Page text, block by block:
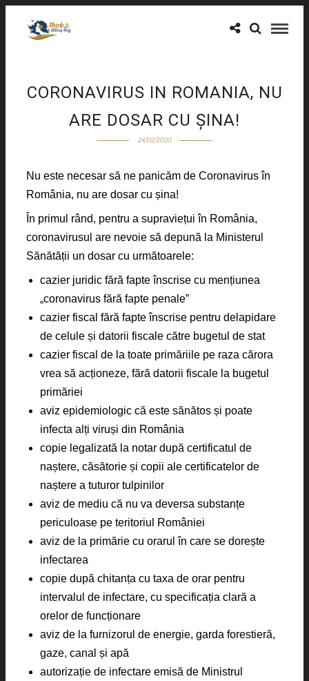
CORONAVIRUS IN ROMANIA, NU
ARE DOSAR CU ȘINA!
24/02/2020
Nu este necesar să ne panicăm de Coronavirus în
România, nu are dosar cu șina!
În primul rând, pentru a supraviețui în România,
coronavirusul are nevoie să depună la Ministerul
Sănătății un dosar cu următoarele:
cazier juridic fără fapte înscrise cu mențiunea
„coronavirus fără fapte penale”
cazier fiscal fără fapte înscrise pentru delapidare
de celule și datorii fiscale către bugetul de stat
cazier fiscal de la toate primăriile pe raza cărora
vrea să acționeze, fără datorii fiscale la bugetul
primăriei
aviz epidemiologic că este sănătos și poate
infecta alți viruși din România
copie legalizată la notar după certificatul de
naștere, căsătorie și copii ale certificatelor de
naștere a tuturor tulpinilor
aviz de mediu că nu va deversa substanțe
periculoase pe teritoriul României
aviz de la primărie cu orarul în care se dorește
infectarea
copie după chitanța cu taxa de orar pentru
intervalul de infectare, cu specificația clară a
orelor de funcționare
aviz de la furnizorul de energie, garda forestieră,
gaze, canal și apă
autorizație de infectare emisă de Ministrul